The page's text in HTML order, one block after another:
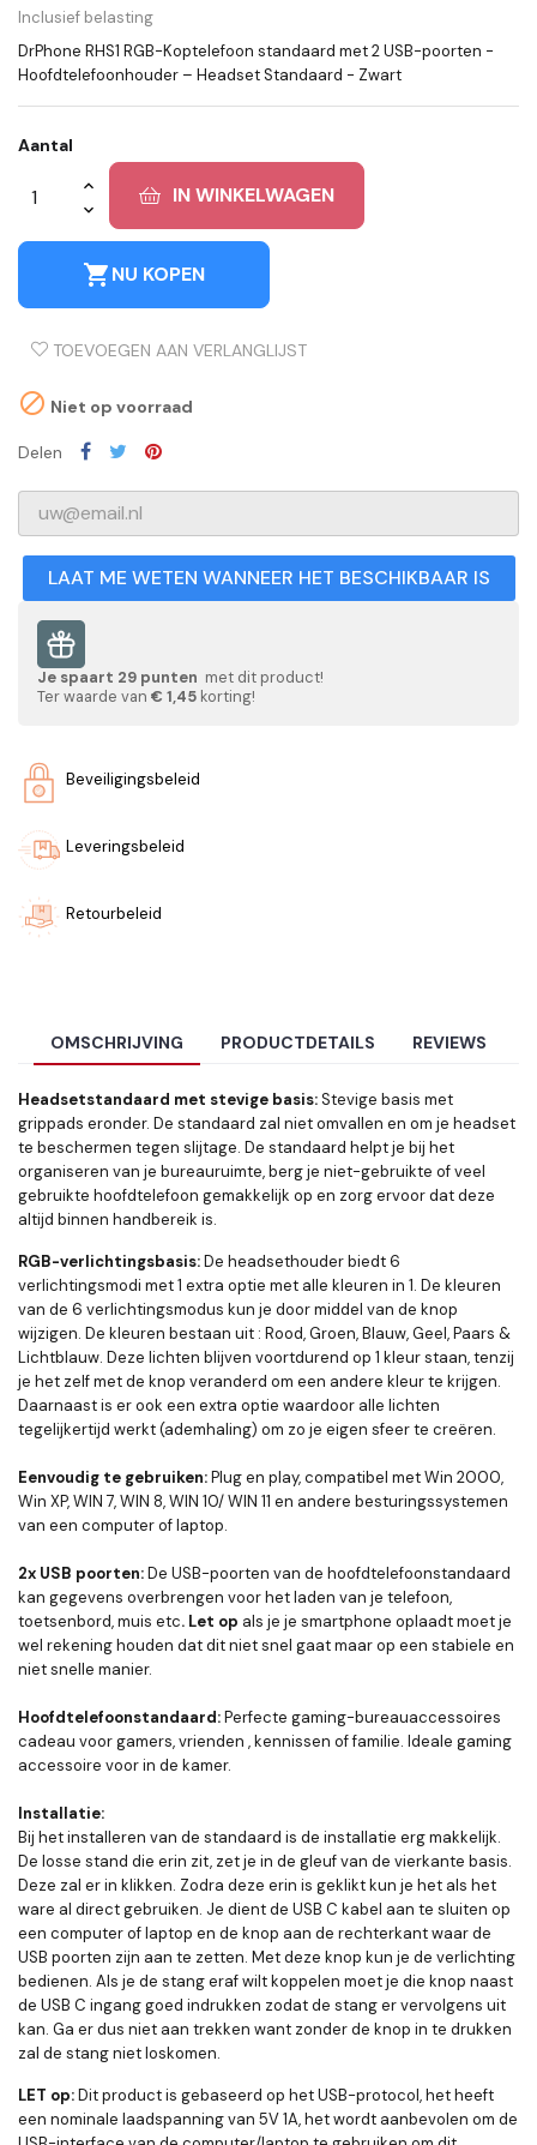
Inclusief belasting
DrPhone RHS1 RGB-Koptelefoon standaard met 2 USB-poorten -
Hoofdtelefoonhouder – Headset Standaard - Zwart
Aantal
IN WINKELWAGEN
shopping_cartNU KOPEN
TOEVOEGEN AAN VERLANGLIJST
 Niet op voorraad
Delen
LAAT ME WETEN WANNEER HET BESCHIKBAAR IS
Je spaart 29 punten met dit product!
Ter waarde van € 1,45 korting!
Beveiligingsbeleid
Leveringsbeleid
Retourbeleid
OMSCHRIJVING PRODUCTDETAILS REVIEWS
Headsetstandaard met stevige basis:Stevige basis met
grippads eronder. De standaard zal niet omvallen en om je headset
te beschermen tegen slijtage. De standaard helpt je bij het
organiseren van je bureauruimte, berg je niet-gebruikte of veel
gebruikte hoofdtelefoon gemakkelijk op en zorg ervoor dat deze
altijd binnen handbereik is.
RGB-verlichtingsbasis:De headsethouder biedt 6
verlichtingsmodi met 1 extra optie met alle kleuren in 1. De kleuren
van de 6 verlichtingsmodus kun je door middel van de knop
wijzigen. De kleuren bestaan uit : Rood, Groen, Blauw, Geel, Paars &
Lichtblauw. Deze lichten blijven voortdurend op 1 kleur staan, tenzij
je het zelf met de knop veranderd om een andere kleur te krijgen.
Daarnaast is er ook een extra optie waardoor alle lichten
tegelijkertijd werkt (ademhaling) om zo je eigen sfeer te creëren.
Eenvoudig te gebruiken:Plug en play, compatibel met Win 2000,
Win XP, WIN 7, WIN 8, WIN 10/ WIN 11 en andere besturingssystemen
van een computer of laptop.
2x USB poorten:De USB-poorten van de hoofdtelefoonstandaard
kan gegevens overbrengen voor het laden van je telefoon,
toetsenbord, muis etc. Let op als je je smartphone oplaadt moet je
wel rekening houden dat dit niet snel gaat maar op een stabiele en
niet snelle manier.
Hoofdtelefoonstandaard:Perfecte gaming-bureauaccessoires
cadeau voor gamers, vrienden , kennissen of familie. Ideale gaming
accessoire voor in de kamer.
Installatie:
Bij het installeren van de standaard is de installatie erg makkelijk.
De losse stand die erin zit, zet je in de gleuf van de vierkante basis.
Deze zal er in klikken. Zodra deze erin is geklikt kun je het als het
ware al direct gebruiken. Je dient de USB C kabel aan te sluiten op
een computer of laptop en de knop aan de rechterkant waar de
USB poorten zijn aan te zetten. Met deze knop kun je de verlichting
bedienen. Als je de stang eraf wilt koppelen moet je die knop naast
de USB C ingang goed indrukken zodat de stang er vervolgens uit
kan. Ga er dus niet aan trekken want zonder de knop in te drukken
zal de stang niet loskomen.
LET op:Dit product is gebaseerd op het USB-protocol, het heeft
een nominale laadspanning van 5V 1A, het wordt aanbevolen om de